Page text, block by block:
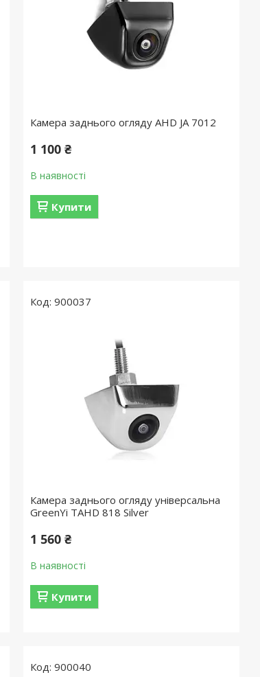
Камера заднього огляду AHD JA 7012
1 100 ₴
В наявності
Купити
900037
Камера заднього огляду універсальна
GreenYi TAHD 818 Silver
1 560 ₴
В наявності
Купити
900040